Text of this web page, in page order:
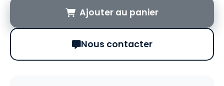
Ajouter au panier
Nous contacter